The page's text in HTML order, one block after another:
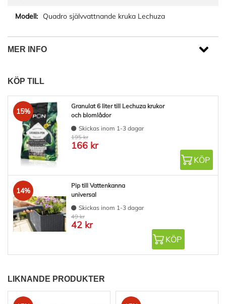
Quadro självvattnande kruka Lechuza
MER INFO
KÖP TILL
15%
Granulat 6 liter till Lechuza krukor
och blomlådor
Skickas inom 1-3 dagar
195 kr
166 kr
KÖP
14%
Pip till Vattenkanna
universal
Skickas inom 1-3 dagar
49 kr
42 kr
KÖP
LIKNANDE PRODUKTER